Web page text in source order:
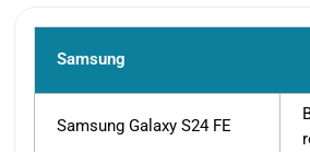
Samsung
Samsung Galaxy S24 FE